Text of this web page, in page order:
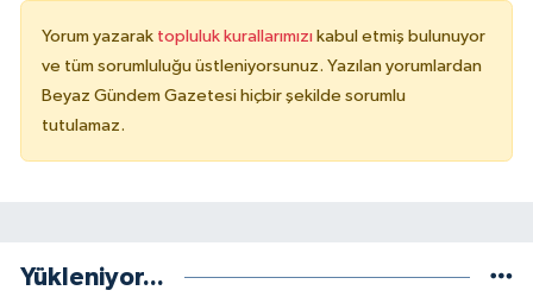
Yorum yazarak topluluk kurallarımızı kabul etmiş bulunuyor
ve tüm sorumluluğu üstleniyorsunuz. Yazılan yorumlardan
Beyaz Gündem Gazetesi hiçbir şekilde sorumlu
tutulamaz.
Yükleniyor...